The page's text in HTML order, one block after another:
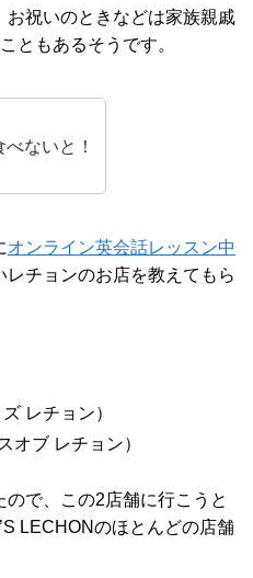
お祝いのときなどは家族親戚
ともあるそうです。
ないと！
オンライン英会話レッスン中
チョンのお店を教えてもら
レチョン）
オブ レチョン）
で、この2店舗に行こうと
LECHONのほとんどの店舗